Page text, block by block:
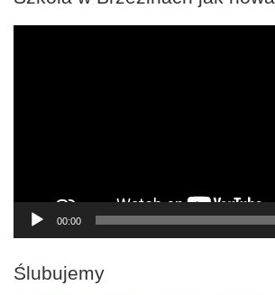
00:00
Ślubujemy